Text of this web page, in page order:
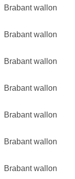
Brabant wallon
Brabant wallon
Brabant wallon
Brabant wallon
Brabant wallon
Brabant wallon
Brabant wallon